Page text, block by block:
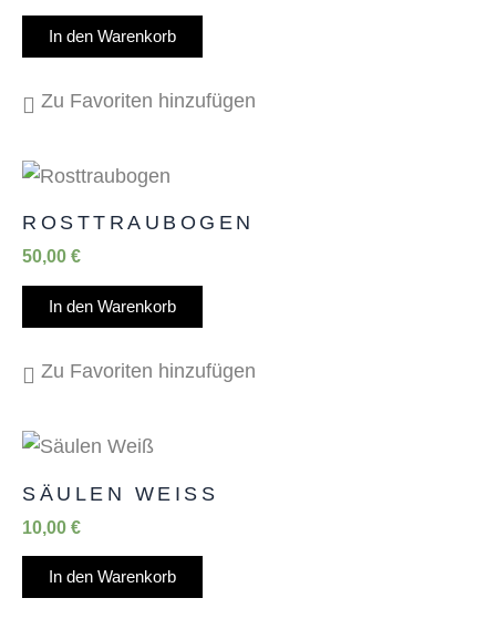
In den Warenkorb
Zu Favoriten hinzufügen
ROSTTRAUBOGEN
50,00 €
In den Warenkorb
Zu Favoriten hinzufügen
SÄULEN WEISS
10,00 €
In den Warenkorb